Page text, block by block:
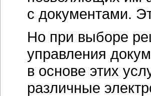
с документами.
Но при выборе
управления
в основе этих
различные